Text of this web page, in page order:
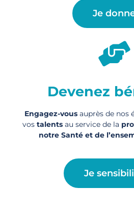
Je
Devenez
Engagez-vousauprès de nos
vos talentsau service de la
notre Santé et de
Je